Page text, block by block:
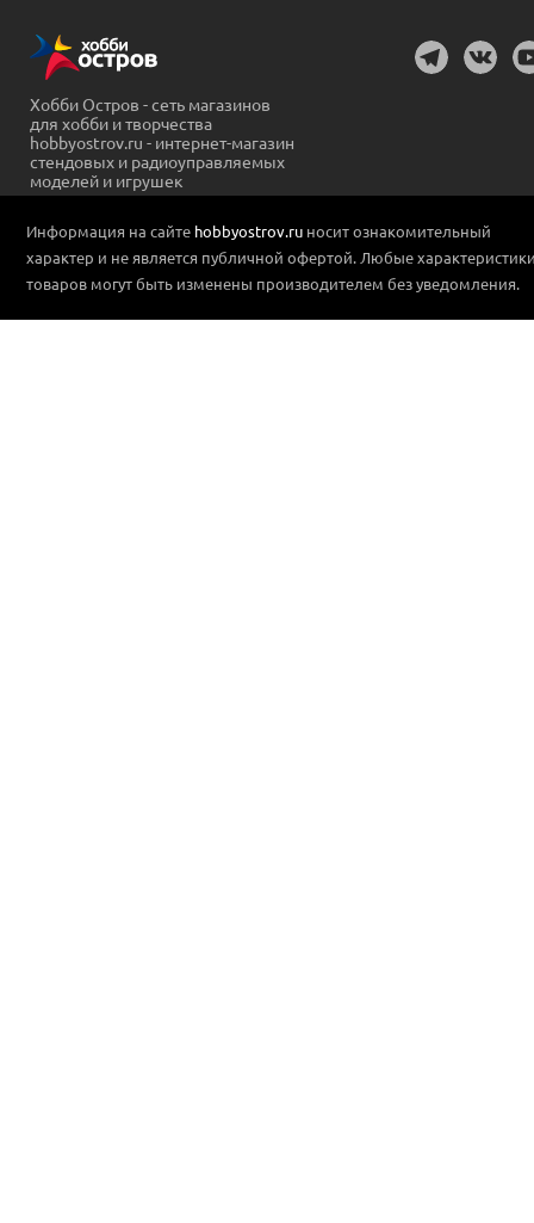
Хобби Остров - сеть магазинов
для хобби и творчества
hobbyostrov.ru - интернет-магазин
стендовых и радиоуправляемых
моделей и игрушек
Информация на сайте hobbyostrov.ru носит ознакомительный
характер и не является публичной офертой. Любые
товаров могут быть изменены производителем без уведомления.